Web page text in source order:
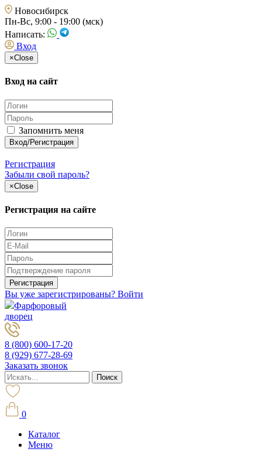
Новосибирск
Пн-Вс, 9:00 - 19:00 (мск)
Написать:
Вход
×Close
Вход на сайт
Запомнить меня
Регистрация
Забыли свой пароль?
×Close
Регистрация на сайте
Вы уже зарегистрированы? Войти
Фарфоровый
дворец
8 (800) 600-17-20
8 (929) 677-28-69
Заказать звонок
0
Каталог
Меню